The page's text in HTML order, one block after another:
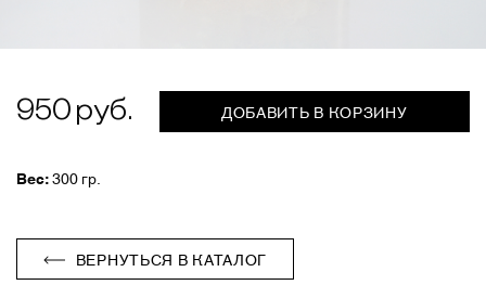
950 ДОБАВИТЬ В КОРЗИНУ
Вес:300 гр.
ВЕРНУТЬСЯ В КАТАЛОГ